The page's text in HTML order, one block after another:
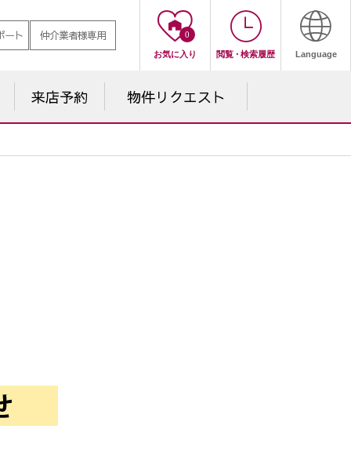
ート 仲介業者様専用 0
お気に入り 閲覧・ 検索履歴 Language
来店予約 物件リクエスト